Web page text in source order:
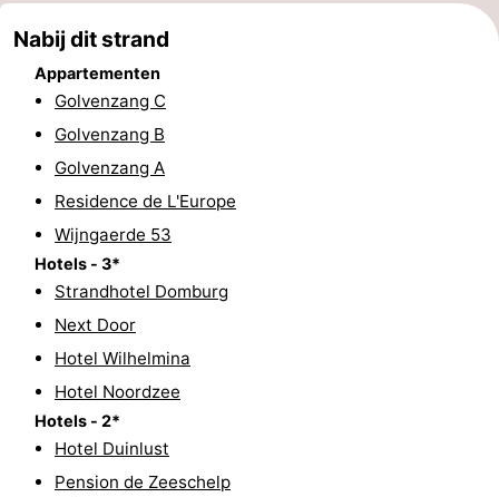
Paardrijden
Maneges
Golfbanen
Eten
drinken
Ringrijden
Mondriaan
Toorop
Evenementen
Praktisch
Forum
Nabij dit strand
Appartementen
Golvenzang C
Golvenzang B
Golvenzang A
Residence de L'Europe
Wijngaerde 53
Hotels - 3*
Strandhotel Domburg
Next Door
Hotel Wilhelmina
Hotel Noordzee
Hotels - 2*
Hotel Duinlust
Pension de Zeeschelp